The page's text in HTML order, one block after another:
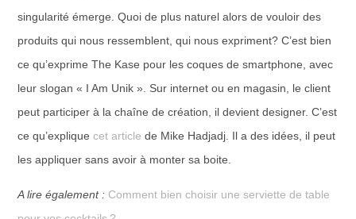
singularité émerge. Quoi de plus naturel alors de vouloir des
produits qui nous ressemblent, qui nous expriment? C’est bien
ce qu’exprime The Kase pour les coques de smartphone, avec
leur slogan « I Am Unik ». Sur internet ou en magasin, le client
peut participer à la chaîne de création, il devient designer. C’est
ce qu’expliquecet article de Mike Hadjadj. Il a des idées, il peut
les appliquer sans avoir à monter sa boite.
A lire également : Comment bien choisir une serviette de table